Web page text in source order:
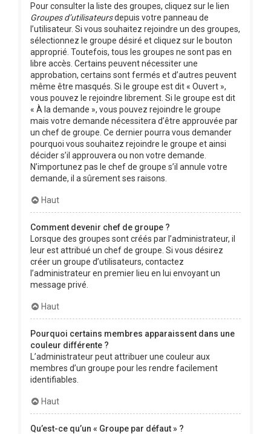
Pour consulter la liste des groupes, cliquez sur le lien
Groupes d’utilisateursdepuis votre panneau de
l’utilisateur. Si vous souhaitez rejoindre un des groupes,
sélectionnez le groupe désiré et cliquez sur le bouton
approprié. Toutefois, tous les groupes ne sont pas en
libre accès. Certains peuvent nécessiter une
approbation, certains sont fermés et d’autres peuvent
même être masqués. Si le groupe est dit « Ouvert »,
vous pouvez le rejoindre librement. Si le groupe est dit
« À la demande », vous pouvez rejoindre le groupe
mais votre demande nécessitera d’être approuvée par
un chef de groupe. Ce dernier pourra vous demander
pourquoi vous souhaitez rejoindre le groupe et ainsi
décider s’il approuvera ou non votre demande.
N’importunez pas le chef de groupe s’il annule votre
demande, il a sûrement ses raisons.
Haut
Comment devenir chef de groupe ?
Lorsque des groupes sont créés par l’administrateur, il
leur est attribué un chef de groupe. Si vous désirez
créer un groupe d’utilisateurs, contactez
l’administrateur en premier lieu en lui envoyant un
message privé.
Haut
Pourquoi certains membres apparaissent dans une
couleur différente ?
L’administrateur peut attribuer une couleur aux
membres d’un groupe pour les rendre facilement
identifiables.
Haut
Qu’est-ce qu’un « Groupe par défaut » ?